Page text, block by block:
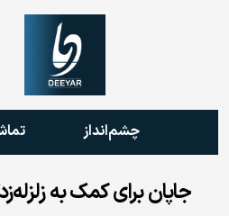
چشم‌انداز
جاپان برای کمک به